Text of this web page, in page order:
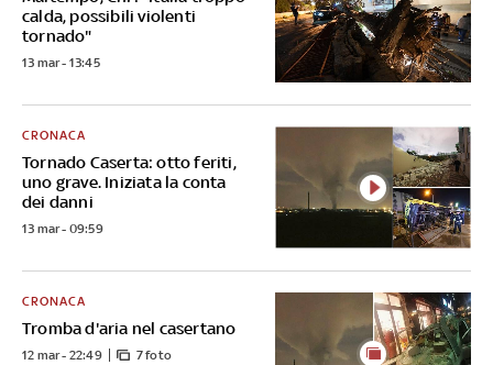
calda, possibili violenti
tornado"
13 mar - 13:45
Tornado Caserta: otto feriti,
uno grave. Iniziata la conta
dei danni
CRONACA
13 mar - 09:59
Tromba d'aria nel casertano
CRONACA
12 mar - 22:49 7 foto